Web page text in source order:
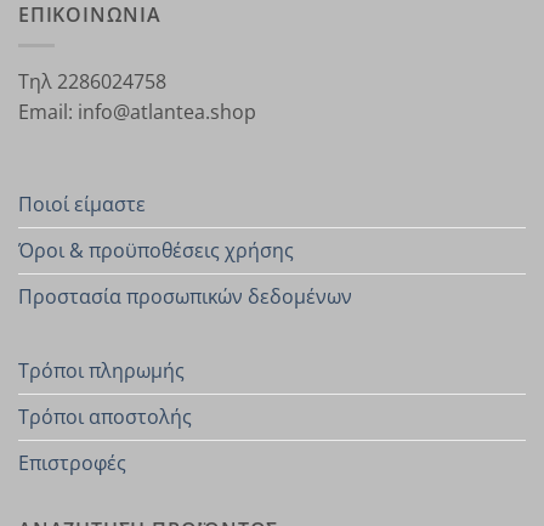
ΕΠΙΚΟΙΝΩΝΙΑ
Τηλ 2286024758
Email: info@atlantea.shop
Ποιοί είμαστε
Όροι & προϋποθέσεις χρήσης
Προστασία προσωπικών δεδομένων
Τρόποι πληρωμής
Τρόποι αποστολής
Επιστροφές